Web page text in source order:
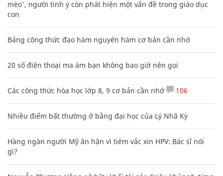
mèo', người tinh ý còn phát hiện một vấn đề trong giáo dục
con
Bảng công thức đạo hàm nguyên hàm cơ bản cần nhớ
20 số điện thoại ma ám bạn không bao giờ nên gọi
Các công thức hóa học lớp 8, 9 cơ bản cần nhớ 106
Nhiều điểm bất thường ở bằng đại học của Lý Nhã Kỳ
Hàng ngàn người Mỹ ân hận vì tiêm vắc xin HPV: Bác sĩ nói
gì?